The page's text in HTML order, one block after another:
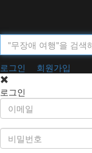
로그인
회원가입
로그인